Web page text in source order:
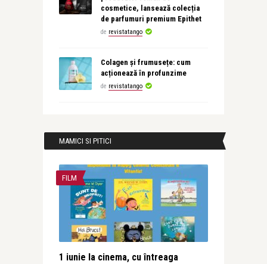
cosmetice, lansează colecția
de parfumuri premium Epithet
de revistatango
Colagen și frumusețe: cum
acționează în profunzime
de revistatango
MAMICI SI PITICI
FILM
1 iunie la cinema, cu întreaga